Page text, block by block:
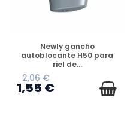
DISPONIBLE
Newly gancho
autoblocante H50 para
riel de...
2,06 €
1,55 €